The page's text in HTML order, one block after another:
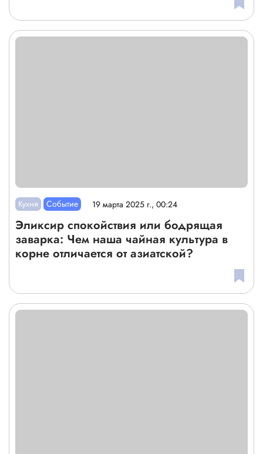
Кухня Событие 19 марта 2025 г., 00:24
Эликсир спокойствия или бодрящая
заварка: Чем наша чайная культура в
корне отличается от азиатской?